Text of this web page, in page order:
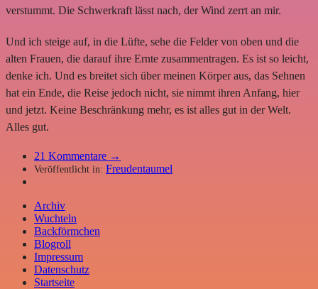
verstummt. Die Schwerkraft lässt nach, der Wind zerrt an mir.
Und ich steige auf, in die Lüfte, sehe die Felder von oben und die
alten Frauen, die darauf ihre Ernte zusammentragen. Es ist so leicht,
denke ich. Und es breitet sich über meinen Körper aus, das Sehnen
hat ein Ende, die Reise jedoch nicht, sie nimmt ihren Anfang, hier
und jetzt. Keine Beschränkung mehr, es ist alles gut in der Welt.
Alles gut.
21 Kommentare →
Veröffentlicht in: Freudentaumel
Archiv
Wuchteln
Backförmchen
Blogroll
Impressum
Datenschutz
Startseite